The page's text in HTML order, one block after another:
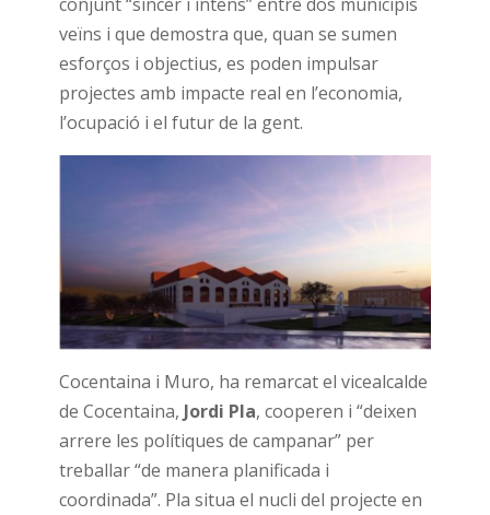
veïns i que demostra que, quan se sumen
esforços i objectius, es poden impulsar
projectes amb impacte real en l’economia,
l’ocupació i el futur de la gent.
Cocentaina i Muro, ha remarcat el vicealcalde
de Cocentaina, Jordi Pla, cooperen i “deixen
arrere les polítiques de campanar” per
treballar “de manera planificada i
coordinada”. Pla situa el nucli del projecte en